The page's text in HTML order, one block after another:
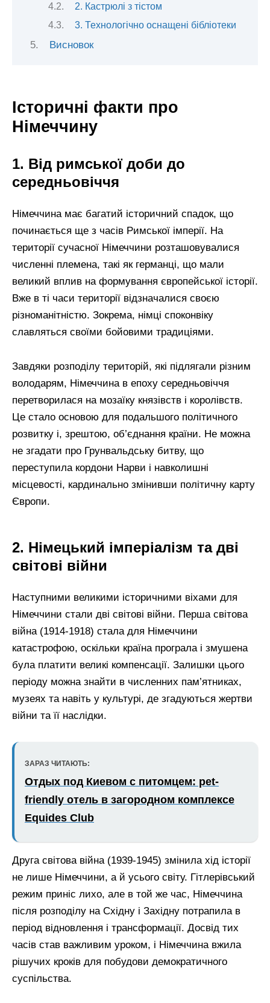
2. Кастрюлі з тістом
3. Технологічно оснащені бібліотеки
Висновок
Історичні факти про
Німеччину
1. Від римської доби до
середньовіччя
Німеччина має багатий історичний спадок, що
починається ще з часів Римської імперії. На
території сучасної Німеччини розташовувалися
численні племена, такі як германці, що мали
великий вплив на формування європейської історії.
Вже в ті часи території відзначалися своєю
різноманітністю. Зокрема, німці споконвіку
славляться своїми бойовими традиціями.
Завдяки розподілу територій, які підлягали різним
володарям, Німеччина в епоху середньовіччя
перетворилася на мозаїку князівств і королівств.
Це стало основою для подальшого політичного
розвитку і, зрештою, об’єднання країни. Не можна
не згадати про Грунвальдську битву, що
переступила кордони Нарви і навколишні
місцевості, кардинально змінивши політичну карту
Європи.
2. Німецький імперіалізм та дві
світові війни
Наступними великими історичними віхами для
Німеччини стали дві світові війни. Перша світова
війна (1914-1918) стала для Німеччини
катастрофою, оскільки країна програла і змушена
була платити великі компенсації. Залишки цього
періоду можна знайти в численних пам’ятниках,
музеях та навіть у культурі, де згадуються жертви
війни та її наслідки.
ЗАРАЗ ЧИТАЮТЬ:
Отдых под Киевом с питомцем: pet-
friendly отель в загородном комплексе
Equides Club
Друга світова війна (1939-1945) змінила хід історії
не лише Німеччини, а й усього світу. Гітлерівський
режим приніс лихо, але в той же час, Німеччина
після розподілу на Східну і Західну потрапила в
період відновлення і трансформації. Досвід тих
часів став важливим уроком, і Німеччина вжила
рішучих кроків для побудови демократичного
суспільства.